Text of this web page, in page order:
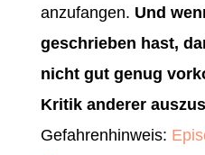
anzufangen. Und
geschrieben hast,
nicht gut genug
Kritik anderer
Gefahrenhinweis: